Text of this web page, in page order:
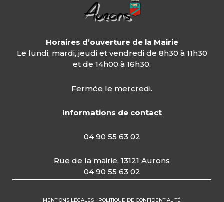
Horaires d’ouverture de la Mairie
Le lundi, mardi, jeudi et vendredi de 8h30 à 11h30
et de 14h00 à 16h30.
Fermée le mercredi.
Informations de contact
04 90 55 63 02
Rue de la mairie, 13121 Aurons
04 90 55 63 02
MENTIONS LÉGALES | POLITIQUE DE CONFIDENTIALITÉ